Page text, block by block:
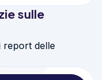
sulle
report delle